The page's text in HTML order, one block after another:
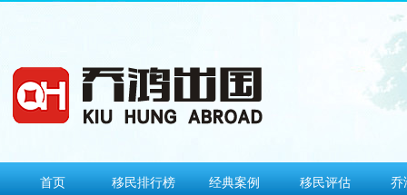
首页 移民排行榜 经典案例 移民评估 乔